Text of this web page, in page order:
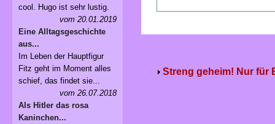
Streng geheim! Nur für
cool. Hugo ist sehr lustig.
vom 20.01.2019
Eine Alltagsgeschichte
aus...
Im Leben der Hauptfigur
Fitz geht im Moment alles
schief, das findet sie...
vom 26.07.2018
Als Hitler das rosa
Kaninchen...